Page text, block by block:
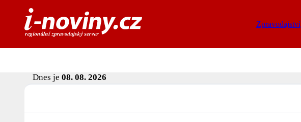
Zpravodajství
Dnes je 08. 08. 2026